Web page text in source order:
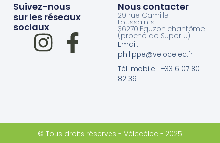
Suivez-nous
sur les réseaux
sociaux
Nous contacter
29 rue Camille
toussaints
36270 Eguzon chantôme
(proche de Super U)
Email:
philippe@velocelec.fr
Tèl. mobile : +33 6 07 80
82 39
© Tous droits réservés - Vélocélec - 2025